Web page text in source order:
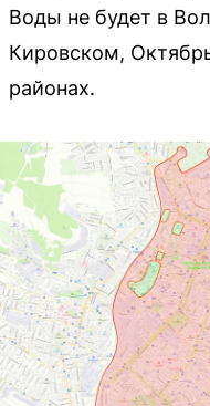
Воды не будет в
Кировском,
районах.